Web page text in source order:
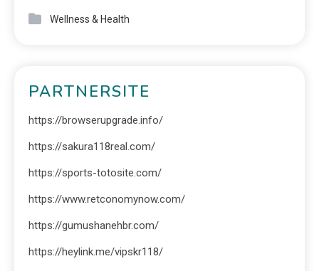
Wellness & Health
PARTNERSITE
https://browserupgrade.info/
https://sakura118real.com/
https://sports-totosite.com/
https://www.retconomynow.com/
https://gumushanehbr.com/
https://heylink.me/vipskr118/